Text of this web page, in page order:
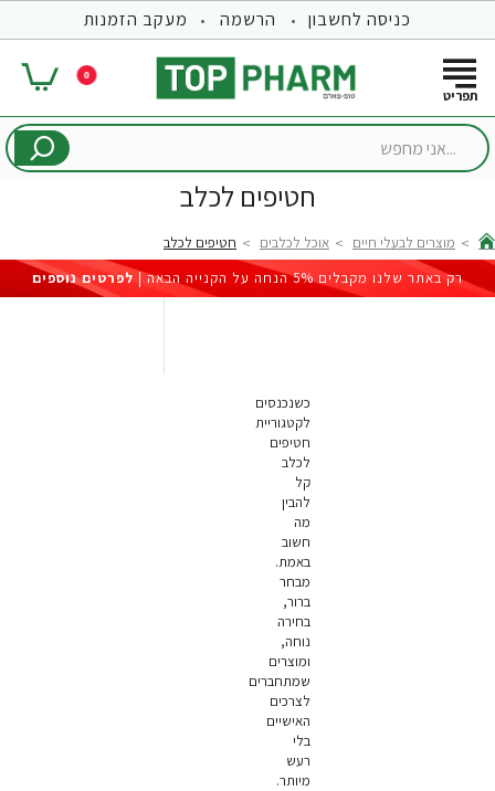
כניסה לחשבון הרשמה מעקב הזמנות
0
...אני
חטיפים לכלב
home
מוצרים לבעלי חיים אוכל לכלבים
חטיפים לכלב
רק באתר שלנו מקבלים 5% הנחה על הקנייה הבאה |
לפרטים נוספים
כשנכנסים
לקטגוריית
חטיפים
לכלב
קל
להבין
מה
חשוב
באמת.
מבחר
ברור,
בחירה
נוחה,
ומוצרים
שמתחברים
לצרכים
האישיים
בלי
רעש
מיותר.